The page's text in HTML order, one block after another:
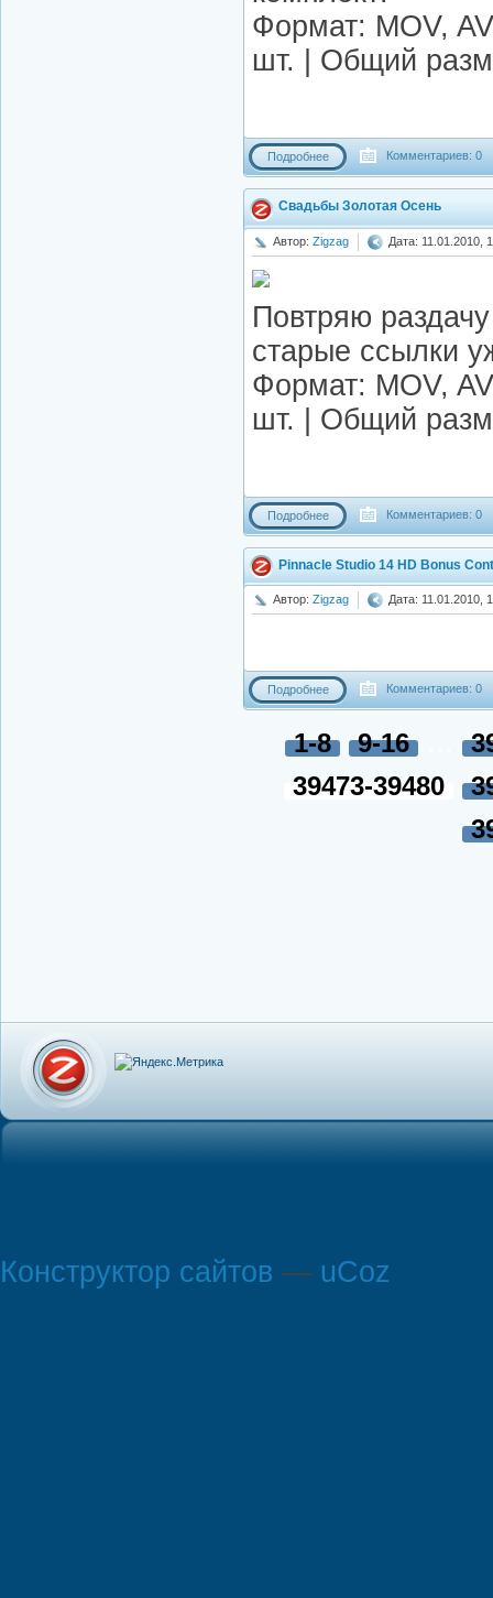
Формат: MOV,
шт. | Общий
Подробнее Комментариев: 0
Свадьбы Золотая Осень
Автор: Zigzag Дата: 11.01.2010,
Повтряю
старые ссылки
Формат: MOV,
шт. | Общий
Подробнее Комментариев: 0
Pinnacle Studio 14 HD Bonus
Автор: Zigzag Дата: 11.01.2010,
Подробнее Комментариев: 0
1-8 9-16
39473-39480
Конструктор сайтов — uCoz